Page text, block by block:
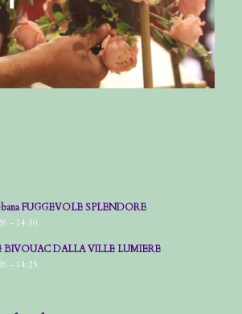
FUGGEVOLE SPLENDORE
- 14:30
BIVOUAC DALLA VILLE LUMIERE
- 14:25